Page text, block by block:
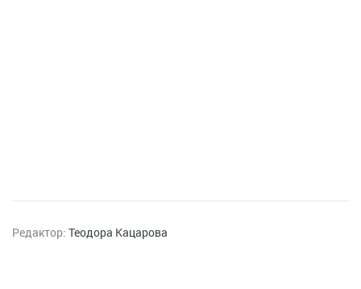
Редактор: Теодора Кацарова